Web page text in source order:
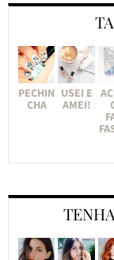
PECHIN
CHA
USEI E
AMEI!